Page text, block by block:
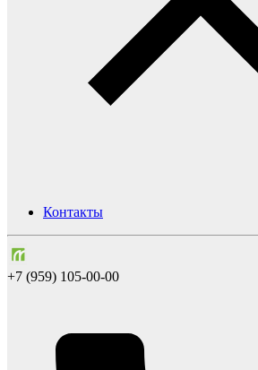
Контакты
+7 (959) 105-00-00